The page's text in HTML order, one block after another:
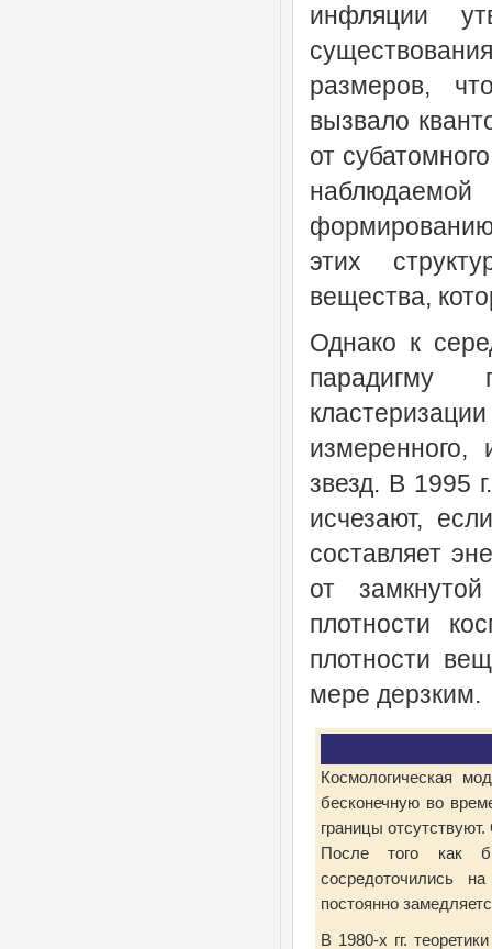
инфляции
размеров,
вызвало
от
этих
вещества,
Однако к
парадигму
звезд. В 1995
исчезают,
составляет
от
плотности
плотности
мере дерзким.
Космологическая
бесконечную во
границы
После того как
сосредоточились
постоянно
В 1980-х гг.